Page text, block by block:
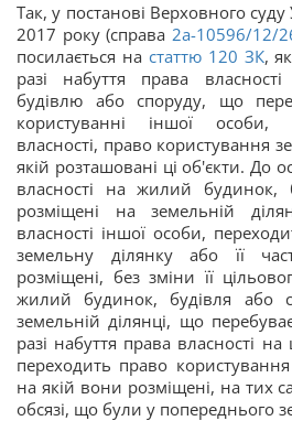
Так, у постанові Верховного
2017 року (справа 2а-10596/12/
посилається на статтю 120 ЗК,
разі набуття права
будівлю або споруду, що
користуванні іншої особи,
власності, право користування
якій розташовані ці об'єкти. До
власності на жилий будинок,
розміщені на земельній
власності іншої особи,
земельну ділянку або її
розміщені, без зміни її
жилий будинок, будівля або
земельній ділянці, що
разі набуття права власності
переходить право
на якій вони розміщені, на тих
обсязі, що були у попереднього